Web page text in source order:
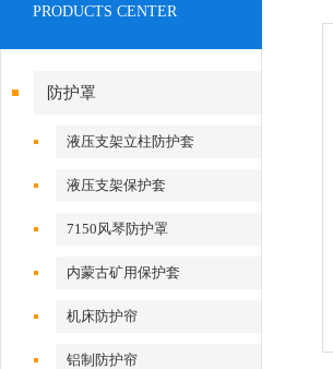
PRODUCTS CENTER
防护罩
液压支架立柱防护套
液压支架保护套
7150风琴防护罩
内蒙古矿用保护套
机床防护帘
铝制防护帘